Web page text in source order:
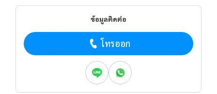
ข้อมูลติดต่อ
โทรออก